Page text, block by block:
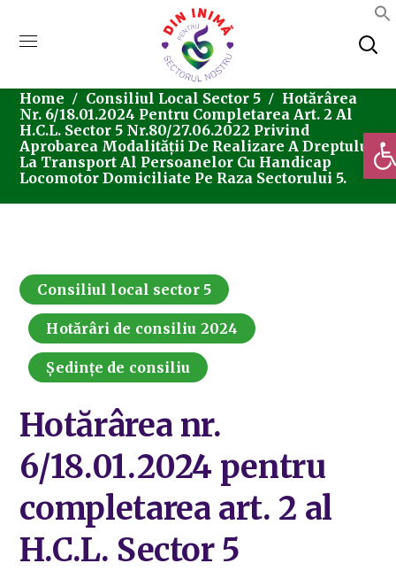
Home Consiliul Local Sector 5
Hotărârea
Nr. 6/18.01.2024 Pentru Completarea Art. 2 Al
H.C.L. Sector 5 Nr.80/27.06.2022 Privind
Aprobarea Modalității De Realizare A Dreptului
La Transport Al Persoanelor Cu Handicap
Locomotor Domiciliate Pe Raza Sectorului 5.
Consiliul local sector 5
Hotărâri de consiliu 2024
Ședințe de consiliu
Hotărârea nr.
6/18.01.2024 pentru
completarea art. 2 al
H.C.L. Sector 5